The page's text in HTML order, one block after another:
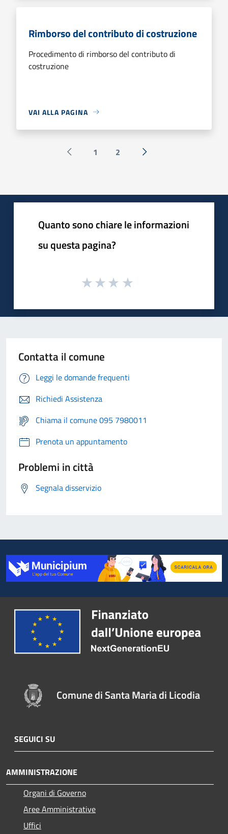
Rimborso del contributo di costruzione
Procedimento di rimborso del contributo di
costruzione
VAI ALLA PAGINA
Pagina precedente
1 2 Successiva »
Quanto sono chiare le informazioni
su questa pagina?
Contatta il comune
Leggi le domande frequenti
Richiedi Assistenza
Chiama il comune 095 7980011
Prenota un appuntamento
Problemi in città
Segnala disservizio
Comune di Santa Maria di Licodia
SEGUICI SU
AMMINISTRAZIONE
Organi di Governo
Aree Amministrative
Uffici